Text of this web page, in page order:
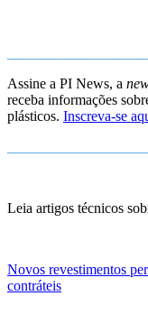
Assine a PI News, a
receba informações
plásticos. Inscreva-se
Leia artigos técnicos
Novos revestimentos
contráteis